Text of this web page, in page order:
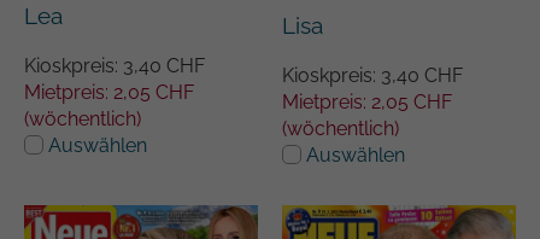
Lea
Kioskpreis: 3,40 CHF
Mietpreis: 2,05 CHF
(wöchentlich)
Auswählen
Lisa
Kioskpreis: 3,40 CHF
Mietpreis: 2,05 CHF
(wöchentlich)
Auswählen